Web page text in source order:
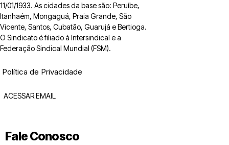
11/01/1933. As cidades da base são: Peruíbe,
Itanhaém, Mongaguá, Praia Grande, São
Vicente, Santos, Cubatão, Guarujá e Bertioga.
O Sindicato é filiado à Intersindical e a
Federação Sindical Mundial (FSM).
Política de Privacidade
ACESSAR EMAIL
Fale Conosco